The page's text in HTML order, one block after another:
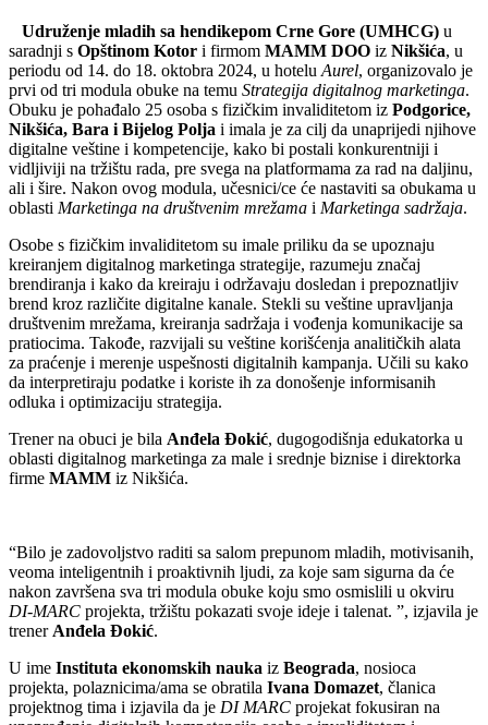
Udruženje mladih sa hendikepom Crne Gore (UMHCG) u
saradnji s Opštinom Kotor i firmom MAMM DOO iz Nikšića, u
periodu od 14. do 18. oktobra 2024, u hotelu Aurel, organizovalo je
prvi od tri modula obuke na temu Strategija digitalnog marketinga.
Obuku je pohađalo 25 osoba s fizičkim invaliditetom iz Podgorice,
Nikšića, Bara i Bijelog Polja i imala je za cilj da unaprijedi njihove
digitalne veštine i kompetencije, kako bi postali konkurentniji i
vidljiviji na tržištu rada, pre svega na platformama za rad na daljinu,
ali i šire. Nakon ovog modula, učesnici/ce će nastaviti sa obukama u
oblasti Marketinga na društvenim mrežama i Marketinga sadržaja.
Osobe s fizičkim invaliditetom su imale priliku da se upoznaju
kreiranjem digitalnog marketinga strategije, razumeju značaj
brendiranja i kako da kreiraju i održavaju dosledan i prepoznatljiv
brend kroz različite digitalne kanale. Stekli su veštine upravljanja
društvenim mrežama, kreiranja sadržaja i vođenja komunikacije sa
pratiocima. Takođe, razvijali su veštine korišćenja analitičkih alata
za praćenje i merenje uspešnosti digitalnih kampanja. Učili su kako
da interpretiraju podatke i koriste ih za donošenje informisanih
odluka i optimizaciju strategija.
Trener na obuci je bila Anđela Đokić, dugogodišnja edukatorka u
oblasti digitalnog marketinga za male i srednje biznise i direktorka
firme MAMM iz Nikšića.
“Bilo je zadovoljstvo raditi sa salom prepunom mladih, motivisanih,
veoma inteligentnih i proaktivnih ljudi, za koje sam sigurna da će
nakon završena sva tri modula obuke koju smo osmislili u okviru
DI-MARC projekta, tržištu pokazati svoje ideje i talenat. ”, izjavila je
trener Anđela Đokić.
U ime Instituta ekonomskih nauka iz Beograda, nosioca
projekta, polaznicima/ama se obratila Ivana Domazet, članica
projektnog tima i izjavila da je DI MARC projekat fokusiran na